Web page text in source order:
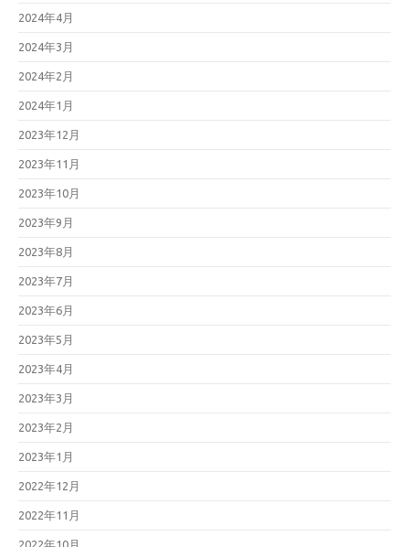
2024年4月
2024年3月
2024年2月
2024年1月
2023年12月
2023年11月
2023年10月
2023年9月
2023年8月
2023年7月
2023年6月
2023年5月
2023年4月
2023年3月
2023年2月
2023年1月
2022年12月
2022年11月
2022年10月